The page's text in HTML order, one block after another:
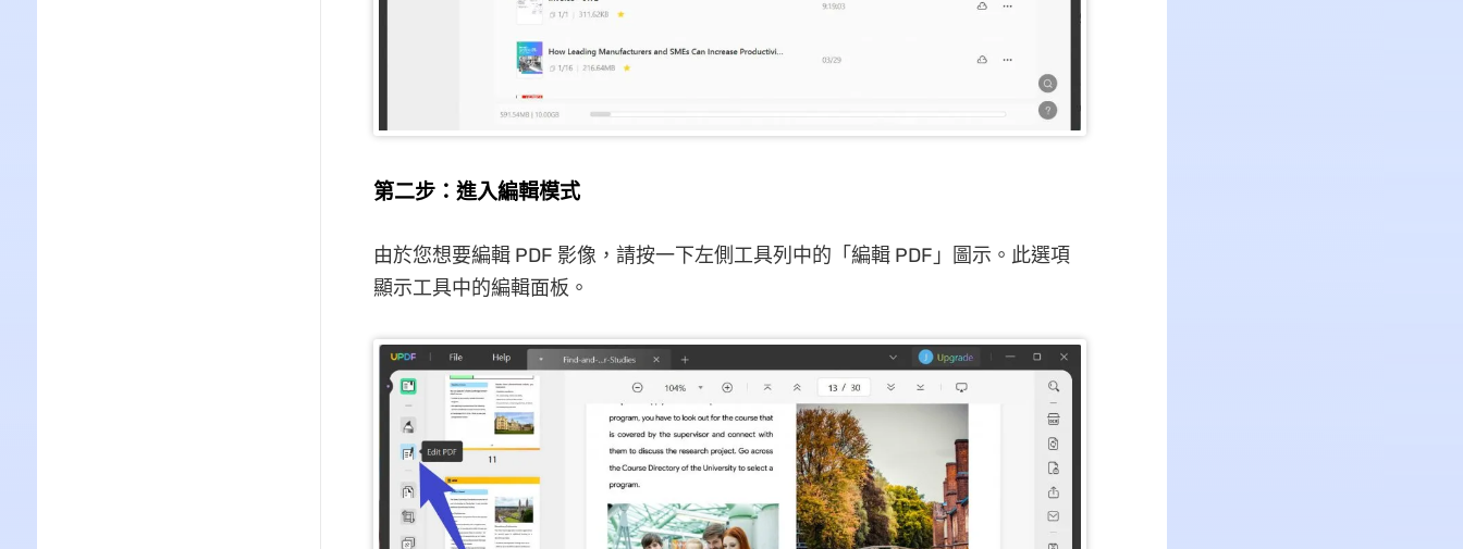
第二步：進入編輯模式
由於您想要編輯 PDF 影像，請按一下左側工具列中的「編輯 PDF」圖示。此選項
顯示工具中的編輯面板。